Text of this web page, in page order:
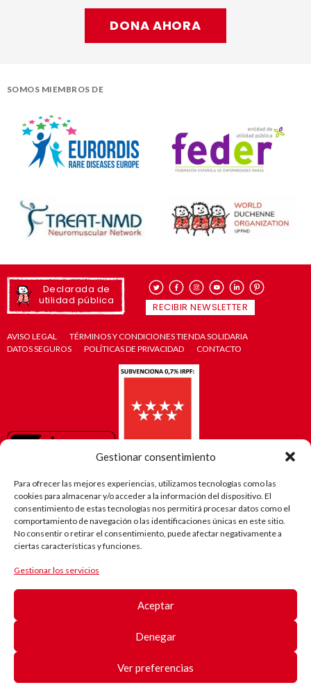
Gestionar consentimiento
Para ofrecer las mejores experiencias, utilizamos tecnologías como las
cookies para almacenar y/o acceder a la información del dispositivo. El
consentimiento de estas tecnologías nos permitirá procesar datos como el
comportamiento de navegación o las identificaciones únicas en este sitio.
No consentir o retirar el consentimiento, puede afectar negativamente a
ciertas características y funciones.
Gestionar los servicios
Aceptar
Denegar
Ver preferencias
DONA AHORA
SOMOS MIEMBROS DE
Declarada de
utilidad pública
RECIBIR NEWSLETTER
AVISO LEGAL
TÉRMINOS Y CONDICIONES TIENDA SOLIDARIA
DATOS SEGUROS
POLÍTICAS DE PRIVACIDAD CONTACTO
El camino